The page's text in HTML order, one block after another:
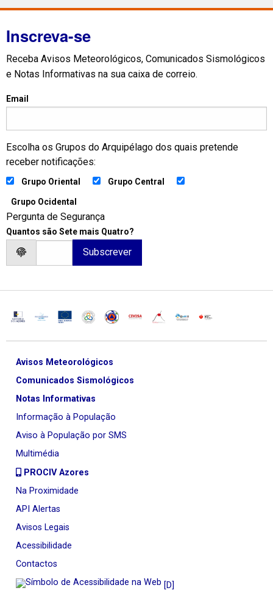
Inscreva-se
Receba Avisos Meteorológicos, Comunicados Sismológicos
e Notas Informativas na sua caixa de correio.
Email
Escolha os Grupos do Arquipélago dos quais pretende
receber notificações:
Grupo Oriental Grupo Central
Grupo Ocidental
Pergunta de Segurança
Quantos são Sete mais Quatro?
Avisos Meteorológicos
Comunicados Sismológicos
Notas Informativas
Informação à População
Aviso à População por SMS
Multimédia
PROCIV Azores
Na Proximidade
API Alertas
Avisos Legais
Acessibilidade
Contactos
[D]